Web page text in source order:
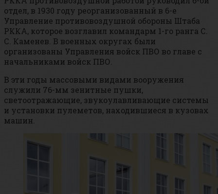
отдел, в 1930 году реорганизованный в 6-е
Управление противовоздушной обороны Штаба
РККА, которое возглавил командарм 1-го ранга С.
С. Каменев. В военных округах были
организованы Управления войск ПВО во главе с
начальниками войск ПВО.
В эти годы массовыми видами вооружения
служили 76-мм зенитные пушки,
светоотражающие, звукоулавливающие системы
и установки пулеметов, находившиеся в кузовах
машин.